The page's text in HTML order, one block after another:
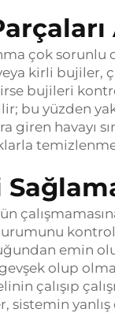
çok
kirli bujiler,
bujileri
bu yüzden
havayı
emin
olup
çalışıp
sistemin